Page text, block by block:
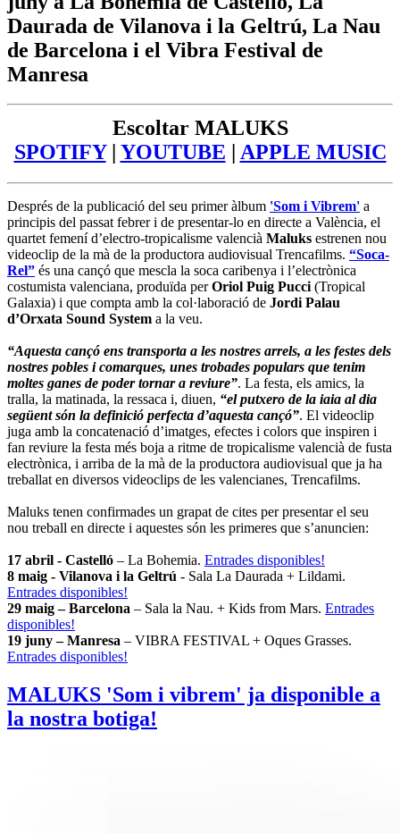
Daurada de Vilanova i la Geltrú, La Nau
de Barcelona i el Vibra Festival de
Manresa
Escoltar MALUKS
SPOTIFY| YOUTUBE APPLE MUSIC
Després de la publicació del seu primer àlbum 'Som i Vibrem' a
principis del passat febrer i de presentar-lo en directe a València, el
quartet femení d’electro-tropicalisme valencià Maluks estrenen nou
videoclip de la mà de la productora audiovisual Trencafilms. “Soca-
Rel” és una cançó que mescla la soca caribenya i l’electrònica
costumista valenciana, produïda perOriol Puig Pucci (Tropical
Galaxia) i que compta amb la col·laboració de Jordi Palau
d’Orxata Sound System a la veu.
“Aquesta cançó ens transporta a les nostres arrels, a les festes dels
nostres pobles i comarques, unes trobades populars que tenim
moltes ganes de poder tornar a reviure”. La festa, els amics, la
tralla, la matinada, la ressaca i, diuen, “el putxero de la iaia al dia
següent són la definició perfecta d’aquesta cançó”. El videoclip
juga amb la concatenació d’imatges, efectes i colors que inspiren i
fan reviure la festa més boja a ritme de tropicalisme valencià de fusta
electrònica, i arriba de la mà de la productora audiovisual que ja ha
treballat en diversos videoclips de les valencianes, Trencafilms.
Maluks tenen confirmades un grapat de cites per presentar el seu
nou treball en directe i aquestes són les primeres que s’anuncien:
17 abril - Castelló – La Bohemia. Entrades disponibles!
8 maig - Vilanova i la Geltrú - Sala La Daurada + Lildami.
Entrades disponibles!
29 maig – Barcelona – Sala la Nau. + Kids from Mars. Entrades
disponibles!
19 juny – Manresa – VIBRA FESTIVAL + Oques Grasses.
Entrades disponibles!
MALUKS 'Som i vibrem' ja disponible a
la nostra botiga!